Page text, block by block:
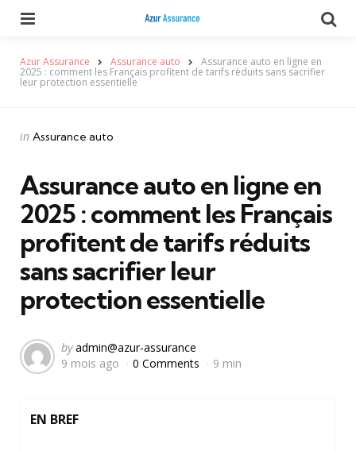
Azur Assurance Assurance auto Assurance auto en ligne en
2025 : comment les Français profitent de tarifs réduits sans sacrifier
leur protection essentielle
Categories
Posted
in Assurance auto
Assurance auto en ligne en
2025 : comment les Français
profitent de tarifs réduits
sans sacrifier leur
protection essentielle
Posted
by
by admin@azur-assurance
9 mois ago
0 Comments 9 min
EN BREF